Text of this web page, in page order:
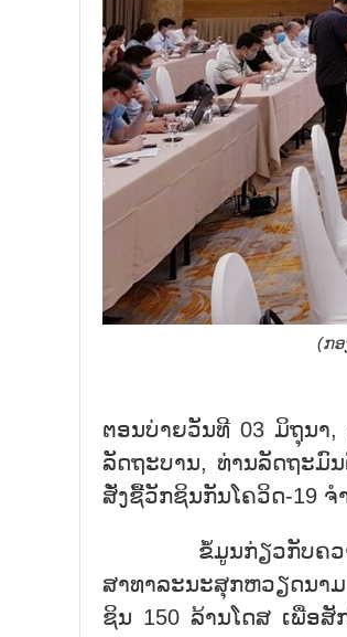
(ກ
ຕອນບ່າຍວັນທີ 03 ມິຖຸນາ
ລັດຖະບານ, ທ່ານລັດຖະມົ
ສັ່ງຊື້ວັກຊິນກັນໂຄວິດ-19 ຈ
ຂໍ້ມູນກ່ຽວກັບຄວາມຄືບ
ສາທາລະນະສຸກຫວຽດນາ
ຊິນ 150 ລ້ານໂດສ ເພື່ອສັ